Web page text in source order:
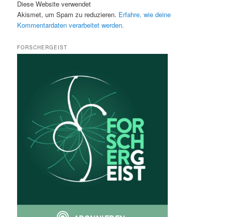
Diese Website verwendet
Akismet, um Spam zu reduzieren. Erfahre, wie deine
Kommentardaten verarbeitet werden.
FORSCHERGEIST